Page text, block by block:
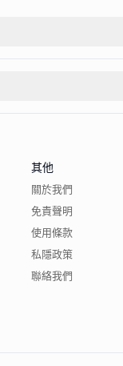
其他
關於我們
免責聲明
使用條款
私隱政策
聯絡我們